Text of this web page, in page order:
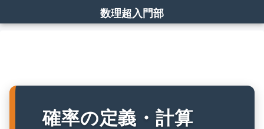
数理超入門部
確率の定義・計算